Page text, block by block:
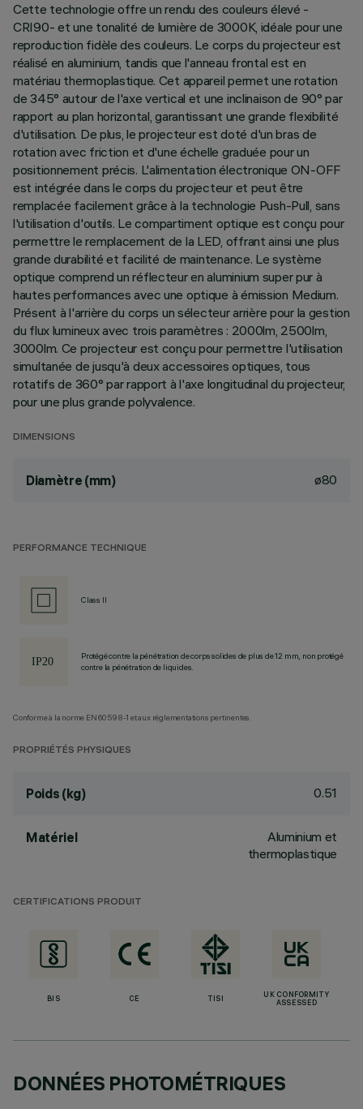
Cette technologie offre un rendu des couleurs élevé -
CRI90- et une tonalité de lumière de 3000K, idéale pour une
reproduction fidèle des couleurs. Le corps du projecteur est
réalisé en aluminium, tandis que l'anneau frontal est en
matériau thermoplastique. Cet appareil permet une rotation
de 345° autour de l'axe vertical et une inclinaison de 90° par
rapport au plan horizontal, garantissant une grande flexibilité
d'utilisation. De plus, le projecteur est doté d'un bras de
rotation avec friction et d'une échelle graduée pour un
positionnement précis. L'alimentation électronique ON-OFF
est intégrée dans le corps du projecteur et peut être
remplacée facilement grâce à la technologie Push-Pull, sans
l'utilisation d'outils. Le compartiment optique est conçu pour
permettre le remplacement de la LED, offrant ainsi une plus
grande durabilité et facilité de maintenance. Le système
optique comprend un réflecteur en aluminium super pur à
hautes performances avec une optique à émission Medium.
Présent à l'arrière du corps un sélecteur arrière pour la gestion
du flux lumineux avec trois paramètres : 2000lm, 2500lm,
3000lm. Ce projecteur est conçu pour permettre l'utilisation
simultanée de jusqu'à deux accessoires optiques, tous
rotatifs de 360° par rapport à l'axe longitudinal du projecteur,
pour une plus grande polyvalence.
DIMENSIONS
Diamètre (mm) ø80
PERFORMANCE TECHNIQUE
Class II
Protégé contre la pénétration de corps solides de plus de 12 mm, non protégé
contre la pénétration de liquides.
Conforme à la norme EN60598-1 et aux réglementations pertinentes.
PROPRIÉTÉS PHYSIQUES
Poids (kg) 0.51
Matériel
Aluminium et
thermoplastique
CERTIFICATIONS PRODUIT
BIS CE TISI
UK CONFORMITY
ASSESSED
DONNÉES PHOTOMÉTRIQUES